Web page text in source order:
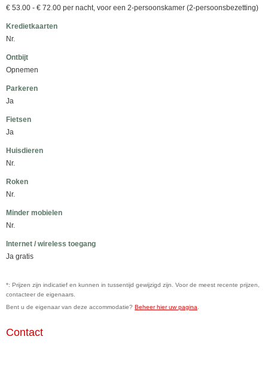
€ 53.00 - € 72.00 per nacht, voor een 2-persoonskamer (2-persoonsbezetting)
Kredietkaarten
Nr.
Ontbijt
Opnemen
Parkeren
Ja
Fietsen
Ja
Huisdieren
Nr.
Roken
Nr.
Minder mobielen
Nr.
Internet / wireless toegang
Ja gratis
*: Prijzen zijn indicatief en kunnen in tussentijd gewijzigd zijn. Voor de meest recente prijzen,
contacteer de eigenaars.
Bent u de eigenaar van deze accommodatie? Beheer hier uw pagina
Contact